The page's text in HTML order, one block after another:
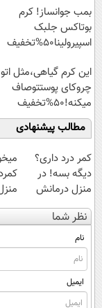
بمب جوانساز! کرم
بوتاکس جلبک
اسپیرولینا50%تخفیف
این کرم گیاهی،مثل اتو
چروکای پوستتوصاف
میکنه!50%تخفیف
مطالب پیشنهادی
کمر درد داری؟
دیگه بسه! در
منزل درمانش
کن
(◀پرسش‌نامه)
نظر شما
نام
ایمیل